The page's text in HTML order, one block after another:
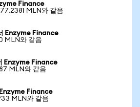
Finance
MLN와 같음
Enzyme Finance
MLN와 같음
Enzyme Finance
MLN와 같음
Finance
MLN와 같음